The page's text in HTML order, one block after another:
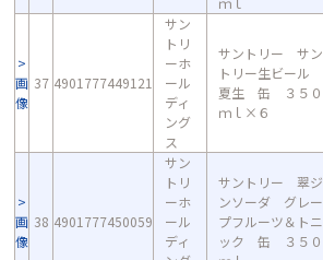
画
像
37 4901777449121
サン
トリ
ーホ
ール
ディ
ング
ス
サントリー サン
トリー生ビール
夏生 缶 ３５０
ｍｌ×６
画
像
38 4901777450059
サン
トリ
ーホ
ール
ディ
サントリー 翠ジ
ンソーダ グレー
プフルーツ＆トニ
ック 缶 ３５０